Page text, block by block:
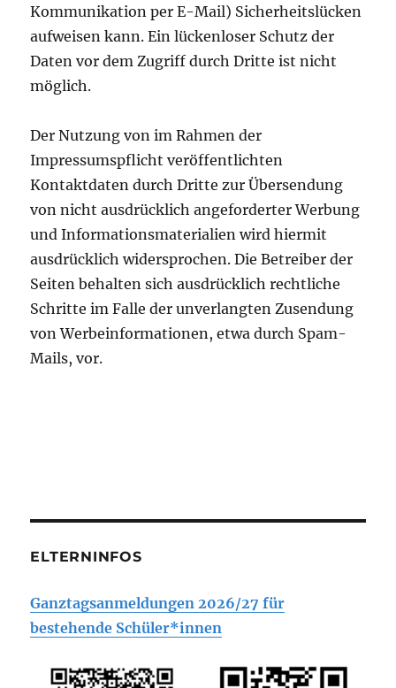
Kommunikation per E-Mail) Sicherheitslücken
aufweisen kann. Ein lückenloser Schutz der
Daten vor dem Zugriff durch Dritte ist nicht
möglich.
Der Nutzung von im Rahmen der
Impressumspflicht veröffentlichten
Kontaktdaten durch Dritte zur Übersendung
von nicht ausdrücklich angeforderter Werbung
und Informationsmaterialien wird hiermit
ausdrücklich widersprochen. Die Betreiber der
Seiten behalten sich ausdrücklich rechtliche
Schritte im Falle der unverlangten Zusendung
von Werbeinformationen, etwa durch Spam-
Mails, vor.
ELTERNINFOS
Ganztagsanmeldungen 2026/27 für
bestehende Schüler*innen